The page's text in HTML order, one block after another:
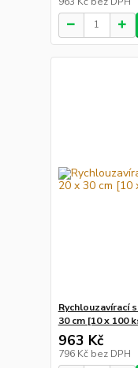
Rychlouzavírací
30 cm [10 x 100
963 Kč
796 Kč bez DPH